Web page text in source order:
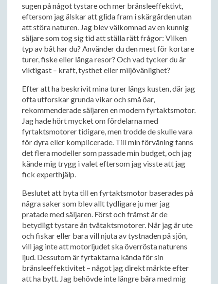
sugen på något tystare och mer bränsleeffektivt,
eftersom jag älskar att glida fram i skärgården utan
att störa naturen. Jag blev välkomnad av en kunnig
säljare som tog sig tid att ställa rätt frågor: Vilken
typ av båt har du? Använder du den mest för kortare
turer, fiske eller långa resor? Och vad tycker du är
viktigast – kraft, tysthet eller miljövänlighet?
Efter att ha beskrivit mina turer längs kusten, där jag
ofta utforskar grunda vikar och små öar,
rekommenderade säljaren en modern fyrtaktsmotor.
Jag hade hört mycket om fördelarna med
fyrtaktsmotorer tidigare, men trodde de skulle vara
för dyra eller komplicerade. Till min förvåning fanns
det flera modeller som passade min budget, och jag
kände mig trygg i valet eftersom jag visste att jag
fick experthjälp.
Beslutet att byta till en fyrtaktsmotor baserades på
några saker som blev allt tydligare ju mer jag
pratade med säljaren. Först och främst är de
betydligt tystare än tvåtaktsmotorer. När jag är ute
och fiskar eller bara vill njuta av tystnaden på sjön,
vill jag inte att motorljudet ska överrösta naturens
ljud. Dessutom är fyrtaktarna kända för sin
bränsleeffektivitet – något jag direkt märkte efter
att ha bytt. Jag behövde inte längre bära med mig